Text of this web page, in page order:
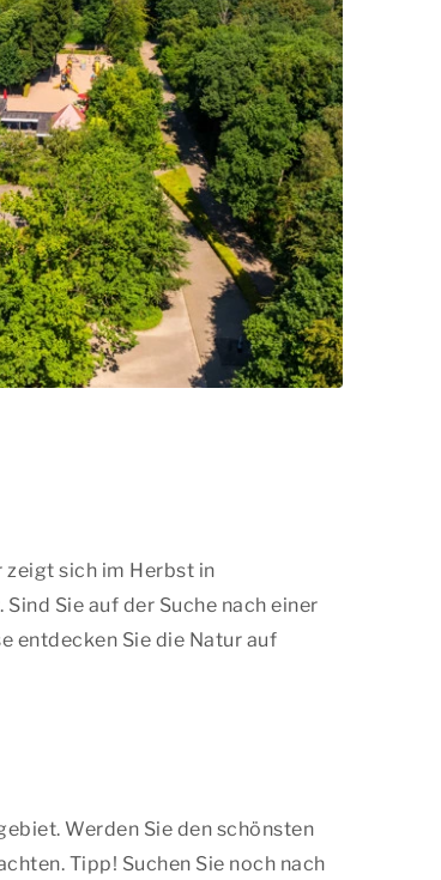
sich im Herbst in
Sie auf der Suche nach einer
entdecken Sie die Natur auf
Werden Sie den schönsten
Tipp! Suchen Sie noch nach